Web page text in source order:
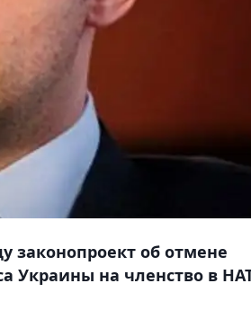
законопроект об отмене
Украины на членство в